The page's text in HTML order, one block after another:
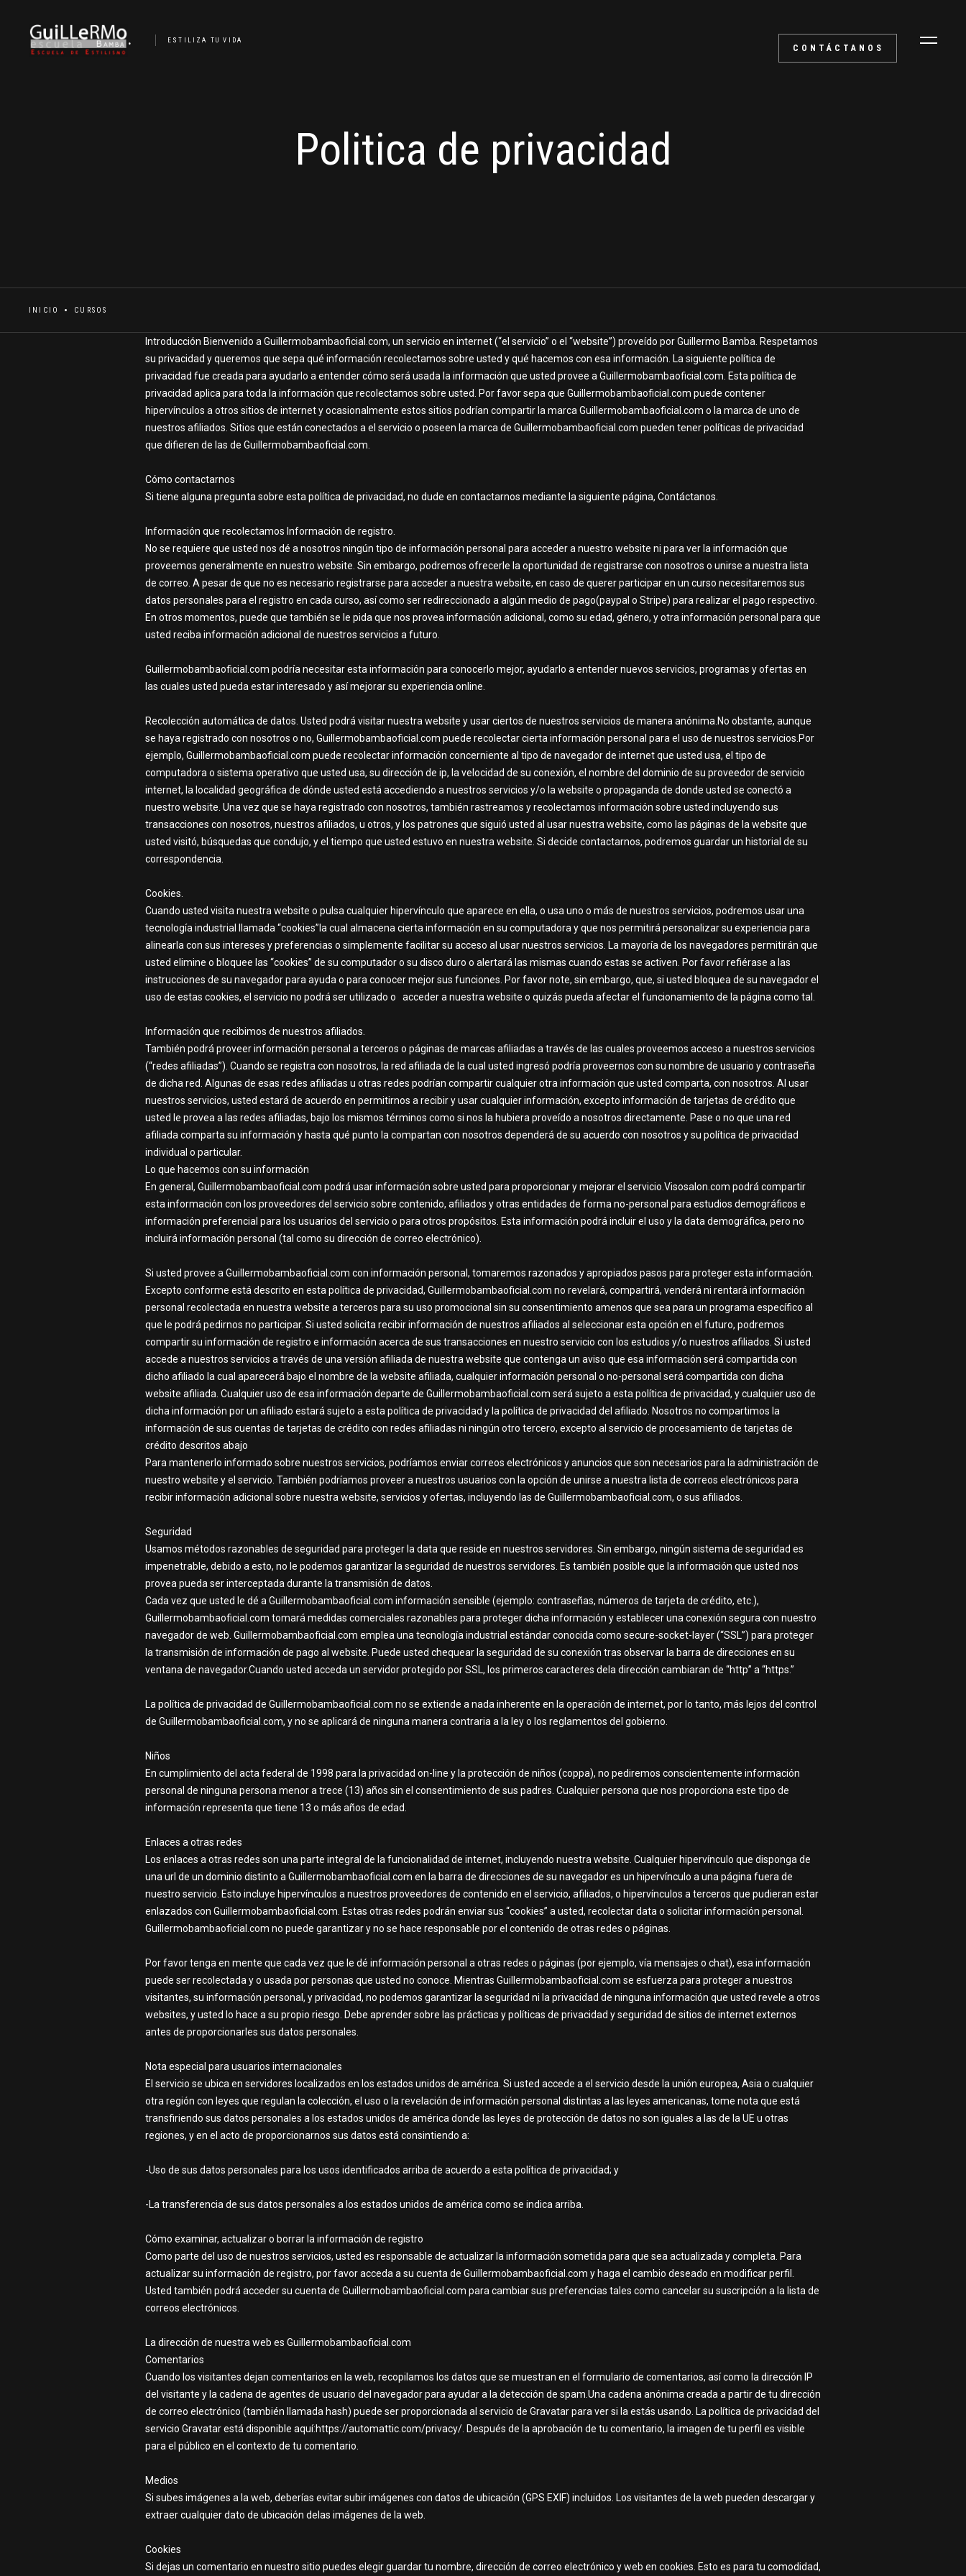
. ESTILIZA TU VIDA
CONTÁCTANOS
Politica de privacidad
INICIO CURSOS
Introducción Bienvenido a Guillermobambaoficial.com, un servicio en internet (“el servicio” o el “website”) proveído por Guillermo Bamba. Respetamos
su privacidad y queremos que sepa qué información recolectamos sobre usted y qué hacemos con esa información. La siguiente política de
privacidad fue creada para ayudarlo a entender cómo será usada la información que usted provee a Guillermobambaoficial.com. Esta política de
privacidad aplica para toda la información que recolectamos sobre usted. Por favor sepa que Guillermobambaoficial.com puede contener
hipervínculos a otros sitios de internet y ocasionalmente estos sitios podrían compartir la marca Guillermobambaoficial.com o la marca de uno de
nuestros afiliados. Sitios que están conectados a el servicio o poseen la marca de Guillermobambaoficial.com pueden tener políticas de privacidad
que difieren de las de Guillermobambaoficial.com.
Cómo contactarnos
Si tiene alguna pregunta sobre esta política de privacidad, no dude en contactarnos mediante la siguiente página, Contáctanos.
Información que recolectamos Información de registro.
No se requiere que usted nos dé a nosotros ningún tipo de información personal para acceder a nuestro website ni para ver la información que
proveemos generalmente en nuestro website. Sin embargo, podremos ofrecerle la oportunidad de registrarse con nosotros o unirse a nuestra lista
de correo. A pesar de que no es necesario registrarse para acceder a nuestra website, en caso de querer participar en un curso necesitaremos sus
datos personales para el registro en cada curso, así como ser redireccionado a algún medio de pago(paypal o Stripe) para realizar el pago respectivo.
En otros momentos, puede que también se le pida que nos provea información adicional, como su edad, género, y otra información personal para que
usted reciba información adicional de nuestros servicios a futuro.
Guillermobambaoficial.com podría necesitar esta información para conocerlo mejor, ayudarlo a entender nuevos servicios, programas y ofertas en
las cuales usted pueda estar interesado y así mejorar su experiencia online.
Recolección automática de datos. Usted podrá visitar nuestra website y usar ciertos de nuestros servicios de manera anónima.No obstante, aunque
se haya registrado con nosotros o no, Guillermobambaoficial.com puede recolectar cierta información personal para el uso de nuestros servicios.Por
ejemplo, Guillermobambaoficial.com puede recolectar información concerniente al tipo de navegador de internet que usted usa, el tipo de
computadora o sistema operativo que usted usa, su dirección de ip, la velocidad de su conexión, el nombre del dominio de su proveedor de servicio
internet, la localidad geográfica de dónde usted está accediendo a nuestros servicios y/o la website o propaganda de donde usted se conectó a
nuestro website. Una vez que se haya registrado con nosotros, también rastreamos y recolectamos información sobre usted incluyendo sus
transacciones con nosotros, nuestros afiliados, u otros, y los patrones que siguió usted al usar nuestra website, como las páginas de la website que
usted visitó, búsquedas que condujo, y el tiempo que usted estuvo en nuestra website. Si decide contactarnos, podremos guardar un historial de su
correspondencia.
Cookies.
Cuando usted visita nuestra website o pulsa cualquier hipervínculo que aparece en ella, o usa uno o más de nuestros servicios, podremos usar una
tecnología industrial llamada “cookies”la cual almacena cierta información en su computadora y que nos permitirá personalizar su experiencia para
alinearla con sus intereses y preferencias o simplemente facilitar su acceso al usar nuestros servicios. La mayoría de los navegadores permitirán que
usted elimine o bloquee las “cookies” de su computador o su disco duro o alertará las mismas cuando estas se activen. Por favor refiérase a las
instrucciones de su navegador para ayuda o para conocer mejor sus funciones. Por favor note, sin embargo, que, si usted bloquea de su navegador el
uso de estas cookies, el servicio no podrá ser utilizado o acceder a nuestra website o quizás pueda afectar el funcionamiento de la página como tal.
Información que recibimos de nuestros afiliados.
También podrá proveer información personal a terceros o páginas de marcas afiliadas a través de las cuales proveemos acceso a nuestros servicios
(“redes afiliadas”). Cuando se registra con nosotros, la red afiliada de la cual usted ingresó podría proveernos con su nombre de usuario y contraseña
de dicha red. Algunas de esas redes afiliadas u otras redes podrían compartir cualquier otra información que usted comparta, con nosotros. Al usar
nuestros servicios, usted estará de acuerdo en permitirnos a recibir y usar cualquier información, excepto información de tarjetas de crédito que
usted le provea a las redes afiliadas, bajo los mismos términos como si nos la hubiera proveído a nosotros directamente. Pase o no que una red
afiliada comparta su información y hasta qué punto la compartan con nosotros dependerá de su acuerdo con nosotros y su política de privacidad
individual o particular.
Lo que hacemos con su información
En general, Guillermobambaoficial.com podrá usar información sobre usted para proporcionar y mejorar el servicio.Visosalon.com podrá compartir
esta información con los proveedores del servicio sobre contenido, afiliados y otras entidades de forma no-personal para estudios demográficos e
información preferencial para los usuarios del servicio o para otros propósitos. Esta información podrá incluir el uso y la data demográfica, pero no
incluirá información personal (tal como su dirección de correo electrónico).
Si usted provee a Guillermobambaoficial.com con información personal, tomaremos razonados y apropiados pasos para proteger esta información.
Excepto conforme está descrito en esta política de privacidad, Guillermobambaoficial.com no revelará, compartirá, venderá ni rentará información
personal recolectada en nuestra website a terceros para su uso promocional sin su consentimiento amenos que sea para un programa específico al
que le podrá pedirnos no participar. Si usted solicita recibir información de nuestros afiliados al seleccionar esta opción en el futuro, podremos
compartir su información de registro e información acerca de sus transacciones en nuestro servicio con los estudios y/o nuestros afiliados. Si usted
accede a nuestros servicios a través de una versión afiliada de nuestra website que contenga un aviso que esa información será compartida con
dicho afiliado la cual aparecerá bajo el nombre de la website afiliada, cualquier información personal o no-personal será compartida con dicha
website afiliada. Cualquier uso de esa información departe de Guillermobambaoficial.com será sujeto a esta política de privacidad, y cualquier uso de
dicha información por un afiliado estará sujeto a esta política de privacidad y la política de privacidad del afiliado. Nosotros no compartimos la
información de sus cuentas de tarjetas de crédito con redes afiliadas ni ningún otro tercero, excepto al servicio de procesamiento de tarjetas de
crédito descritos abajo
Para mantenerlo informado sobre nuestros servicios, podríamos enviar correos electrónicos y anuncios que son necesarios para la administración de
nuestro website y el servicio. También podríamos proveer a nuestros usuarios con la opción de unirse a nuestra lista de correos electrónicos para
recibir información adicional sobre nuestra website, servicios y ofertas, incluyendo las de Guillermobambaoficial.com, o sus afiliados.
Seguridad
Usamos métodos razonables de seguridad para proteger la data que reside en nuestros servidores. Sin embargo, ningún sistema de seguridad es
impenetrable, debido a esto, no le podemos garantizar la seguridad de nuestros servidores. Es también posible que la información que usted nos
provea pueda ser interceptada durante la transmisión de datos.
Cada vez que usted le dé a Guillermobambaoficial.com información sensible (ejemplo: contraseñas, números de tarjeta de crédito, etc.),
Guillermobambaoficial.com tomará medidas comerciales razonables para proteger dicha información y establecer una conexión segura con nuestro
navegador de web. Guillermobambaoficial.com emplea una tecnología industrial estándar conocida como secure-socket-layer (“SSL”) para proteger
la transmisión de información de pago al website. Puede usted chequear la seguridad de su conexión tras observar la barra de direcciones en su
ventana de navegador.Cuando usted acceda un servidor protegido por SSL, los primeros caracteres dela dirección cambiaran de “http” a “https.”
La política de privacidad de Guillermobambaoficial.com no se extiende a nada inherente en la operación de internet, por lo tanto, más lejos del control
de Guillermobambaoficial.com, y no se aplicará de ninguna manera contraria a la ley o los reglamentos del gobierno.
Niños
En cumplimiento del acta federal de 1998 para la privacidad on-line y la protección de niños (coppa), no pediremos conscientemente información
personal de ninguna persona menor a trece (13) años sin el consentimiento de sus padres. Cualquier persona que nos proporciona este tipo de
información representa que tiene 13 o más años de edad.
Enlaces a otras redes
Los enlaces a otras redes son una parte integral de la funcionalidad de internet, incluyendo nuestra website. Cualquier hipervínculo que disponga de
una url de un dominio distinto a Guillermobambaoficial.com en la barra de direcciones de su navegador es un hipervínculo a una página fuera de
nuestro servicio. Esto incluye hipervínculos a nuestros proveedores de contenido en el servicio, afiliados, o hipervínculos a terceros que pudieran estar
enlazados con Guillermobambaoficial.com. Estas otras redes podrán enviar sus “cookies” a usted, recolectar data o solicitar información personal.
Guillermobambaoficial.com no puede garantizar y no se hace responsable por el contenido de otras redes o páginas.
Por favor tenga en mente que cada vez que le dé información personal a otras redes o páginas (por ejemplo, vía mensajes o chat), esa información
puede ser recolectada y o usada por personas que usted no conoce. Mientras Guillermobambaoficial.com se esfuerza para proteger a nuestros
visitantes, su información personal, y privacidad, no podemos garantizar la seguridad ni la privacidad de ninguna información que usted revele a otros
websites, y usted lo hace a su propio riesgo. Debe aprender sobre las prácticas y políticas de privacidad y seguridad de sitios de internet externos
antes de proporcionarles sus datos personales.
Nota especial para usuarios internacionales
El servicio se ubica en servidores localizados en los estados unidos de américa. Si usted accede a el servicio desde la unión europea, Asia o cualquier
otra región con leyes que regulan la colección, el uso o la revelación de información personal distintas a las leyes americanas, tome nota que está
transfiriendo sus datos personales a los estados unidos de américa donde las leyes de protección de datos no son iguales a las de la UE u otras
regiones, y en el acto de proporcionarnos sus datos está consintiendo a:
-Uso de sus datos personales para los usos identificados arriba de acuerdo a esta política de privacidad; y
-La transferencia de sus datos personales a los estados unidos de américa como se indica arriba.
Cómo examinar, actualizar o borrar la información de registro
Como parte del uso de nuestros servicios, usted es responsable de actualizar la información sometida para que sea actualizada y completa. Para
actualizar su información de registro, por favor acceda a su cuenta de Guillermobambaoficial.com y haga el cambio deseado en modificar perfil.
Usted también podrá acceder su cuenta de Guillermobambaoficial.com para cambiar sus preferencias tales como cancelar su suscripción a la lista de
correos electrónicos.
La dirección de nuestra web es Guillermobambaoficial.com
Comentarios
Cuando los visitantes dejan comentarios en la web, recopilamos los datos que se muestran en el formulario de comentarios, así como la dirección IP
del visitante y la cadena de agentes de usuario del navegador para ayudar a la detección de spam.Una cadena anónima creada a partir de tu dirección
de correo electrónico (también llamada hash) puede ser proporcionada al servicio de Gravatar para ver si la estás usando. La política de privacidad del
servicio Gravatar está disponible aquí:https://automattic.com/privacy/. Después de la aprobación de tu comentario, la imagen de tu perfil es visible
para el público en el contexto de tu comentario.
Medios
Si subes imágenes a la web, deberías evitar subir imágenes con datos de ubicación (GPS EXIF) incluidos. Los visitantes de la web pueden descargar y
extraer cualquier dato de ubicación delas imágenes de la web.
Cookies
Si dejas un comentario en nuestro sitio puedes elegir guardar tu nombre, dirección de correo electrónico y web en cookies. Esto es para tu comodidad,